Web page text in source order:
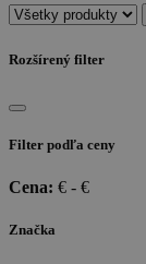
Rozšírený filter
Filter podľa ceny
Cena: € - €
Značka